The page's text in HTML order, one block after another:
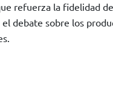
refuerza la fidelidad
debate sobre los